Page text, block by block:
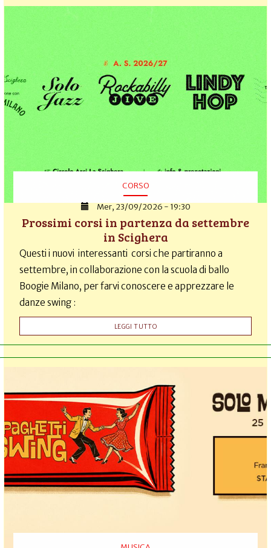
CORSO
Mer, 23/09/2026 - 19:30
Prossimi corsi in partenza da settembre
in Scighera
Questi i nuovi interessanti corsi che partiranno a
settembre, in collaborazione con la scuola di ballo
Boogie Milano, per farvi conoscere e apprezzare le
danze swing :
LEGGI TUTTO